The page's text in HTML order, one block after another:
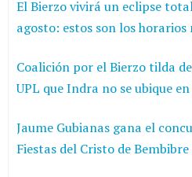
El Bierzo vivirá un eclipse
agosto: estos son los
Coalición por el Bierzo tilda de
UPL que Indra no se ubique
Jaume Gubianas gana el
Fiestas del Cristo de